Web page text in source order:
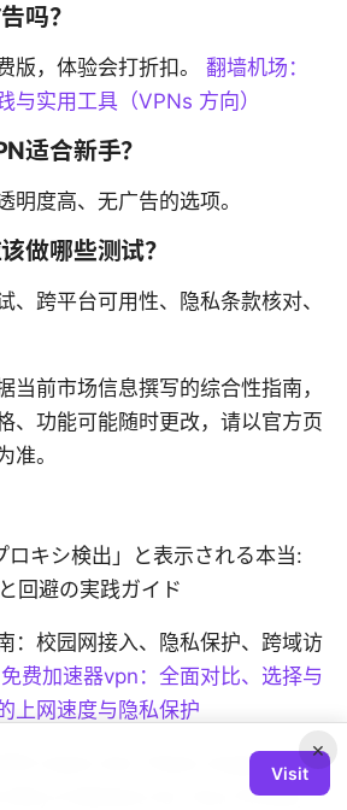
吗？
版，体验会打折扣。 翻墙机场：
与实用工具（VPNs 方向）
适合新手？
明度高、无广告的选项。
做哪些测试？
、跨平台可用性、隐私条款核对、
当前市场信息撰写的综合性指南，
、功能可能随时更改，请以官方页
准。
ロキシ検出」と表示される本当:
回避の実践ガイド
：校园网接入、隐私保护、跨域访
免费加速器vpn：全面对比、选择与
上网速度与隐私保护
Users Are There Unpacking
Why It Matters for Your Privacy
×
Visit